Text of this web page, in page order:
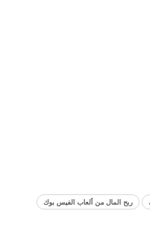
ربح المال من ألعاب الفيس بوك